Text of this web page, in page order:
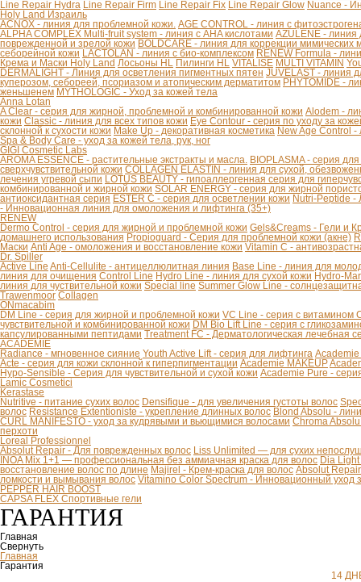
Line Repair Hydra Line Repair Firm Line Repair Fix Line Repair Glow Nuance -
Holy Land Израиль
ACNOX - линия для проблемной кожи. AGE CONTROL - линия с
ALPHA COMPLEX Multi-fruit system - линия с AHA кислотами AZULENE - линия
поврежденной и зрелой кожи BOLDCARE - линия для коррекции мимических
себорейной кожи LACTOLAN - линия с био-комплексом RENEW Formula -
Крема и Маски Holy Land Лосьоны HL Пилинги HL VITALISE MULTI VITAMIN
DERMALIGHT - Линия для осветления пигментных пятен JUVELAST - линия
куперозом, себореей, псориазом и атопическим дерматитом PHYTOMIDE -
женьшенем MYTHOLOGIC - Уход за кожей тела
Anna Lotan
A Clear - серия для жирной, проблемной и комбинированной кожи Alodem -
кожи Classic - линия для всех типов кожи Eye Contour - серия по уходу за
склонной к сухости кожи Make Up - декоративная косметика New Age Control
Spa & Body Care - уход за кожей тела, рук, ног
GIGI Cosmetic Labs
AROMA ESSENCE - растительные экстракты и масла. BIOPLASMA - серия
сверхчувствительной кожи COLLAGEN ELASTIN - линия для сухой,
лечения угревой сыпи LOTUS BEAUTY - гипоаллергенная серия для
комбинированной и жирной кожи SOLAR ENERGY - серия для жирной
антиоксидантная серия ESTER C - серия для осветлении кожи Nutri-Peptide -
- Инновационная линия для омоложения и лифтинга (35+)
RENEW
Dermo Control - серия для жирной и проблемной кожи Gels&Creams - Гели и
домашнего использования Propioguard - Серия для проблемной кожи (акне)
Маски Anti Age - омоложения и восстановление кожи Vitamin C -
Dr. Spiller
Active Line Anti-Cellulite - антицеллюлитная линия Base Line - линия для
линия для очищения Control Line Hydro Line - линия для сухой кожи Hydro-
линия для чуствительной кожи Special line Summer Glow Line -
Trawenmoor Collagen
ONmacabim
DM Line - серия для жирной и проблемной кожи VC Line - серия с витамином
чувствительной и комбинированной кожи DM Bio Lift Line - cерия с
капсулированными пептидами Treatment FC - Дерматологическая лечебная
ACADEMIE
Radiance - мгновенное сияние Youth Active Lift - серия для лифтинга
Acte - серия для кожи склонной к гиперпигментации Academie MAKEUP
Hypo-Sensible - Серия для чувствительной и сухой кожи Academie Pure -
Lamic Cosmetici
Kerastase
Nutritive - питание сухих волос Densifique - для увеличения густоты волос
волос Resistance Extentioniste - укрепление длинных волос Blond Absolu -
CURL MANIFESTO - уход за кудрявыми и вьющимися волосами Chroma
перхоти
Loreal Professionnel
Absolut Repair - Для поврежденных волос Liss Unlimited — для сухих
INOA Mix 1+1 — профессиональная без аммиачная краска для волос Dia
восстановление волос по длине Majirel - Крем-краска для волос Absolut
ломкости и вымывания волос Vitamino Color Spectrum - Инновационный уход
PEPPER HAIR BOOST
CAPSA FLEX Спортивные гели
ГАРАНТИЯ
Главная
Свернуть
Главная
Гарантия
14